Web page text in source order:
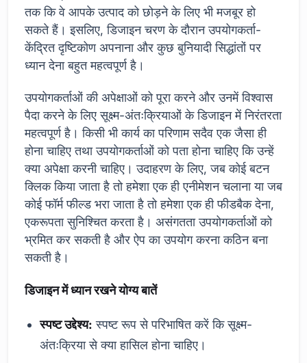
तक कि वे आपके उत्पाद को छोड़ने के लिए भी मजबूर हो
सकते हैं। इसलिए, डिजाइन चरण के दौरान उपयोगकर्ता-
केंद्रित दृष्टिकोण अपनाना और कुछ बुनियादी सिद्धांतों पर
ध्यान देना बहुत महत्वपूर्ण है।
उपयोगकर्ताओं की अपेक्षाओं को पूरा करने और उनमें विश्वास
पैदा करने के लिए सूक्ष्म-अंतःक्रियाओं के डिजाइन में निरंतरता
महत्वपूर्ण है। किसी भी कार्य का परिणाम सदैव एक जैसा ही
होना चाहिए तथा उपयोगकर्ताओं को पता होना चाहिए कि उन्हें
क्या अपेक्षा करनी चाहिए। उदाहरण के लिए, जब कोई बटन
क्लिक किया जाता है तो हमेशा एक ही एनीमेशन चलाना या जब
कोई फॉर्म फील्ड भरा जाता है तो हमेशा एक ही फीडबैक देना,
एकरूपता सुनिश्चित करता है। असंगतता उपयोगकर्ताओं को
भ्रमित कर सकती है और ऐप का उपयोग करना कठिन बना
सकती है।
डिजाइन में ध्यान रखने योग्य बातें
स्पष्ट उद्देश्य: स्पष्ट रूप से परिभाषित करें कि सूक्ष्म-
अंतःक्रिया से क्या हासिल होना चाहिए।